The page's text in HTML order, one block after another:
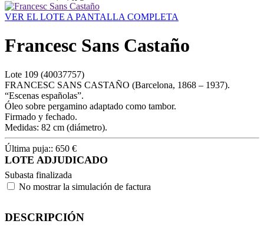
VER EL LOTE A PANTALLA COMPLETA
Francesc Sans Castaño
Lote 109 (40037757)
FRANCESC SANS CASTAÑO (Barcelona, 1868 – 1937).
“Escenas españolas”.
Óleo sobre pergamino adaptado como tambor.
Firmado y fechado.
Medidas: 82 cm (diámetro).
Última puja:: 650 €
LOTE ADJUDICADO
Subasta finalizada
No mostrar la simulación de factura
DESCRIPCIÓN